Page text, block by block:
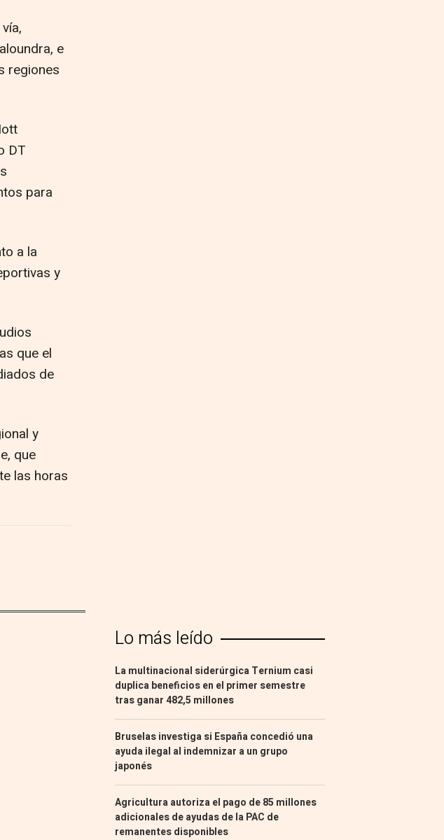
e
regiones
DT
para
a la
y
que el
de
y
que
las horas
Lo más leído
La multinacional siderúrgica Ternium casi
duplica beneficios en el primer semestre
tras ganar 482,5 millones
Bruselas investiga si España concedió una
ayuda ilegal al indemnizar a un grupo
japonés
Agricultura autoriza el pago de 85 millones
adicionales de ayudas de la PAC de
remanentes disponibles